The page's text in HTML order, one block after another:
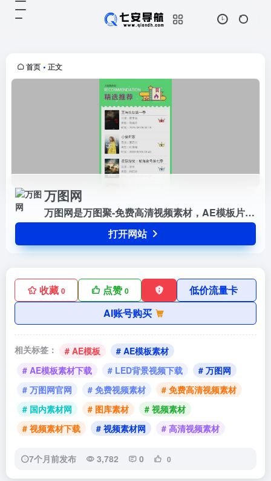
首页 • 正文
万图网
万图网是万图聚-免费高清视频素材，AE模板片头视频素材下载
打开网站
收藏 0 点赞0
低价流量卡
AI账号购买
相关标签： # AE模板
# AE模板素材
# AE模板素材下载
# LED背景视频下载
# 万图网
# 万图网官网
# 免费视频素材
# 免费高清视频素材
# 国内素材网
# 图库素材
# 视频素材
# 视频素材下载
# 视频素材网 # 高清视频素材
7个月前发布 3,782 0 0